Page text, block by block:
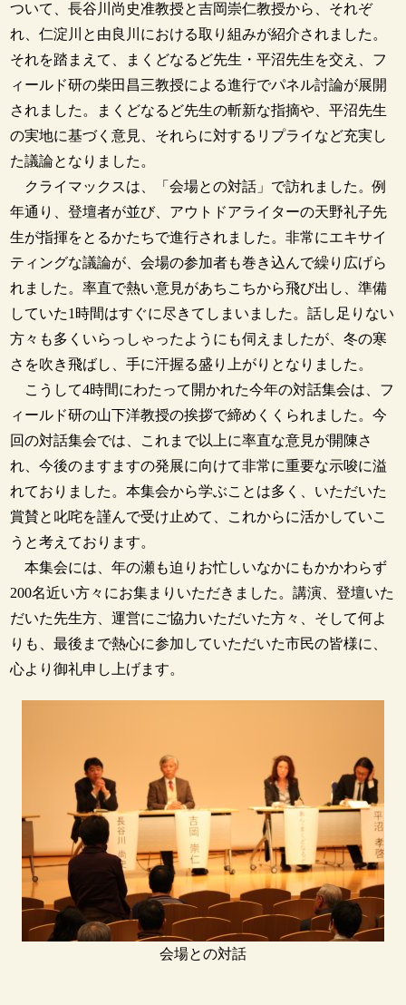
ついて、長谷川尚史准教授と吉岡崇仁教授から、それぞ
れ、仁淀川と由良川における取り組みが紹介されました。
それを踏まえて、まくどなるど先生・平沼先生を交え、フ
ィールド研の柴田昌三教授による進行でパネル討論が展開
されました。まくどなるど先生の斬新な指摘や、平沼先生
の実地に基づく意見、それらに対するリプライなど充実し
た議論となりました。
クライマックスは、「会場との対話」で訪れました。例
年通り、登壇者が並び、アウトドアライターの天野礼子先
生が指揮をとるかたちで進行されました。非常にエキサイ
ティングな議論が、会場の参加者も巻き込んで繰り広げら
れました。率直で熱い意見があちこちから飛び出し、準備
していた1時間はすぐに尽きてしまいました。話し足りない
方々も多くいらっしゃったようにも伺えましたが、冬の寒
さを吹き飛ばし、手に汗握る盛り上がりとなりました。
こうして4時間にわたって開かれた今年の対話集会は、フ
ィールド研の山下洋教授の挨拶で締めくくられました。今
回の対話集会では、これまで以上に率直な意見が開陳さ
れ、今後のますますの発展に向けて非常に重要な示唆に溢
れておりました。本集会から学ぶことは多く、いただいた
賞賛と叱咤を謹んで受け止めて、これからに活かしていこ
うと考えております。
本集会には、年の瀬も迫りお忙しいなかにもかかわらず
200名近い方々にお集まりいただきました。講演、登壇いた
だいた先生方、運営にご協力いただいた方々、そして何よ
りも、最後まで熱心に参加していただいた市民の皆様に、
心より御礼申し上げます。
会場との対話